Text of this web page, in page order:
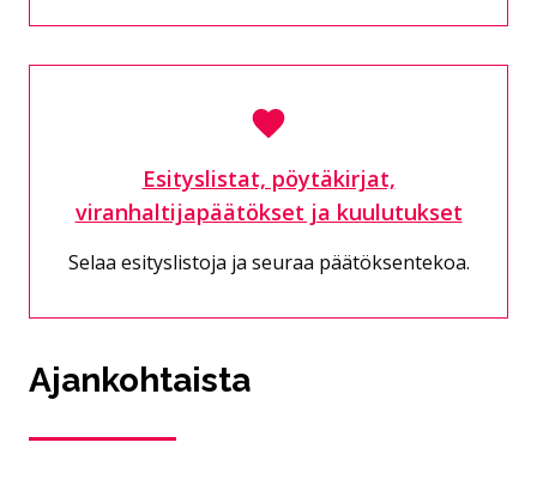
Esityslistat, pöytäkirjat,
viranhaltijapäätökset ja kuulutukset
Selaa esityslistoja ja seuraa päätöksentekoa.
Ajankohtaista